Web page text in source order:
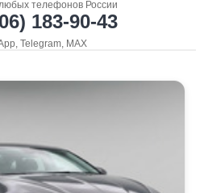
телефонов России
183-90-43
Telegram, MAX